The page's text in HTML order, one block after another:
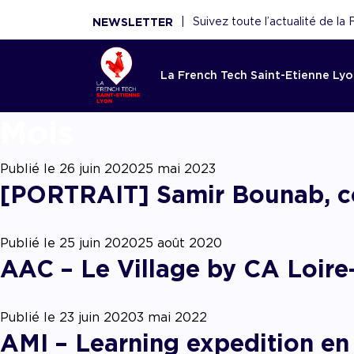
NEWSLETTER Suivez toute l’actualité de la
La French Tech Saint-Etienne
French
renforce
AAC/
ceux de
La
et
Publié le 26 juin 202025 mai 2023
[PORTRAIT] Samir Bounab,
Publié le 25 juin 202025 août 2020
AAC – Le Village by CA
Publié le 23 juin 20203 mai 2022
AMI – Learning expedition